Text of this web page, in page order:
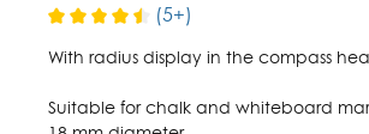
(5+)
With radius display in the compass
Suitable for chalk and whiteboard